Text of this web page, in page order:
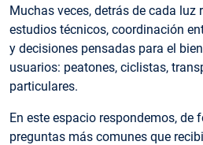
Muchas veces, detrás de cada luz
estudios técnicos, coordinación
y decisiones pensadas para el
usuarios: peatones, ciclistas,
particulares.
En este espacio respondemos, de
preguntas más comunes que